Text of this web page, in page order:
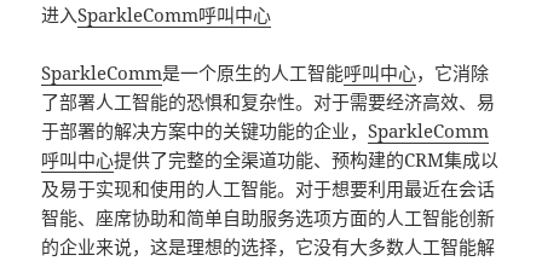
进入SparkleComm呼叫中心
SparkleComm是一个原生的人工智能呼叫中心，它消除
了部署人工智能的恐惧和复杂性。对于需要经济高效、易
于部署的解决方案中的关键功能的企业，SparkleComm
呼叫中心提供了完整的全渠道功能、预构建的CRM集成以
及易于实现和使用的人工智能。对于想要利用最近在会话
智能、座席协助和简单自助服务选项方面的人工智能创新
的企业来说，这是理想的选择，它没有大多数人工智能解